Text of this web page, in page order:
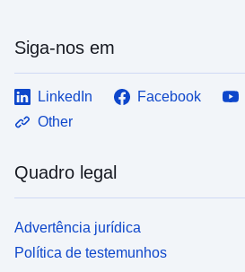
Siga-nos em
LinkedIn Facebook
Other
Quadro legal
Advertência jurídica
Política de testemunhos